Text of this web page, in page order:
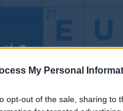
My Personal
opt-out of the sale, sharing to